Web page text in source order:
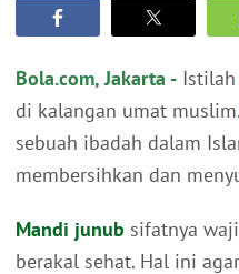
Bola.com, Jakarta - Istilah
di kalangan umat muslim.
sebuah ibadah dalam
membersihkan dan
Mandi junub sifatnya
berakal sehat. Hal ini